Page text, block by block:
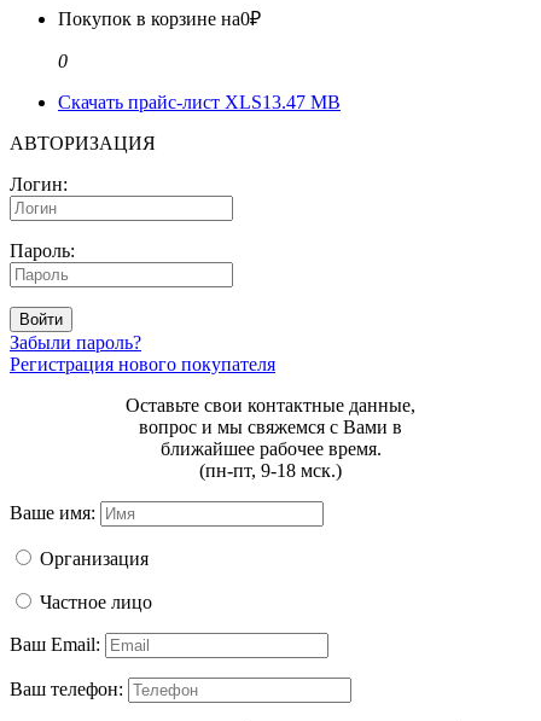
Покупок в корзине на0₽
0
Скачать прайс-лист XLS13.47 MB
АВТОРИЗАЦИЯ
Логин:
Пароль:
Войти
Забыли пароль?
Регистрация нового покупателя
Оставьте свои контактные данные,
вопрос и мы свяжемся с Вами в
ближайшее рабочее время.
(пн-пт, 9-18 мск.)
Ваше имя:
Организация
Частное лицо
Ваш Email:
Ваш телефон: